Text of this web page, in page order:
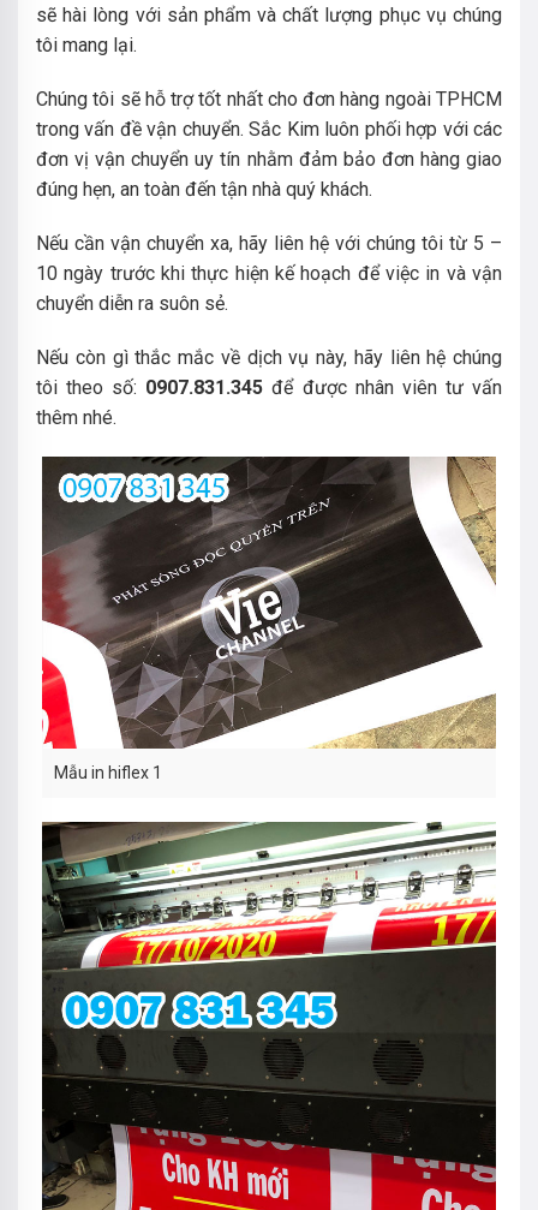
sẽ hài lòng với sản phẩm và chất lượng phục vụ chúng
tôi mang lại.
Chúng tôi sẽ hỗ trợ tốt nhất cho đơn hàng ngoài TPHCM
trong vấn đề vận chuyển. Sắc Kim luôn phối hợp với các
đơn vị vận chuyển uy tín nhằm đảm bảo đơn hàng giao
đúng hẹn, an toàn đến tận nhà quý khách.
Nếu cần vận chuyển xa, hãy liên hệ với chúng tôi từ 5 –
10 ngày trước khi thực hiện kế hoạch để việc in và vận
chuyển diễn ra suôn sẻ.
Nếu còn gì thắc mắc về dịch vụ này, hãy liên hệ chúng
tôi theo số: 0907.831.345để được nhân viên tư vấn
thêm nhé.
Mẫu in hiflex 1